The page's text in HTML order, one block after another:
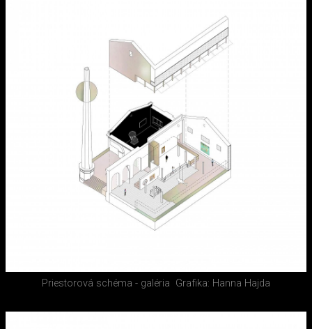
Priestorová schéma - galéria Grafika: Hanna Hajda